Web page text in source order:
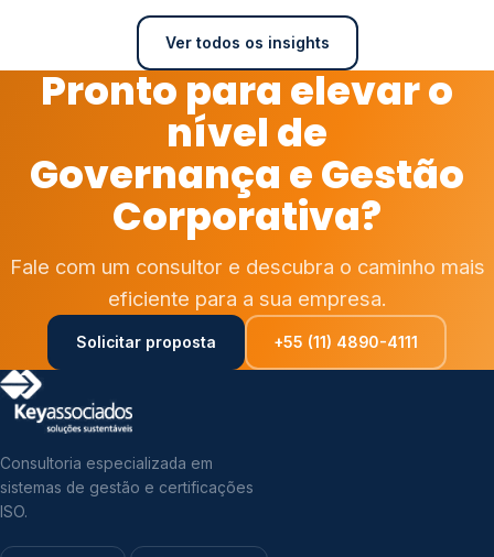
Ver todos os insights
Pronto para elevar o
nível de
Governança e Gestão
Corporativa?
Fale com um consultor e descubra o caminho mais
eficiente para a sua empresa.
Solicitar proposta +55 (11) 4890-4111
Consultoria especializada em
sistemas de gestão e certificações
ISO.